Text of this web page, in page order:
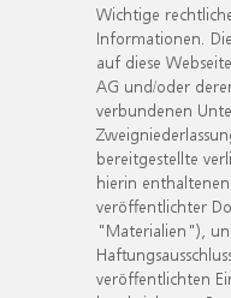
Wichtige
Informationen.
auf diese
AG und/oder
verbundenen
bereitgestellte
hierin
veröffentlichter
"Materialien"),
veröffentlichten